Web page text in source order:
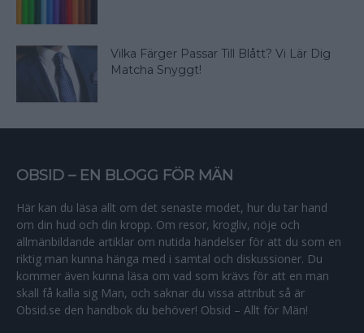
Vilka Färger Passar Till Blått? Vi Lär Dig
Matcha Snyggt!
OBSID – EN BLOGG FÖR MÄN
Här kan du läsa allt om det senaste modet, hur du tar hand
om din hud och din kropp. Om resor, krogliv, nöje och
allmänbildande artiklar om nutida händelser för att du som en
riktig man kunna hänga med i samtal och diskussioner. Du
kommer även kunna läsa om vad som krävs för att en man
skall få kalla sig Man, och saknar du vissa attribut så är
Obsid.se den handbok du behöver! Obsid – Allt för Män!